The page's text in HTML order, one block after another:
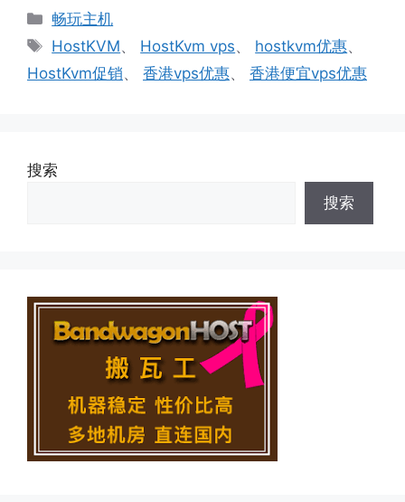
分
类
畅玩主机
标
签
HostKVM、 HostKvm vps、 hostkvm优惠、
HostKvm促销、 香港vps优惠、 香港便宜vps优惠
搜索
搜索